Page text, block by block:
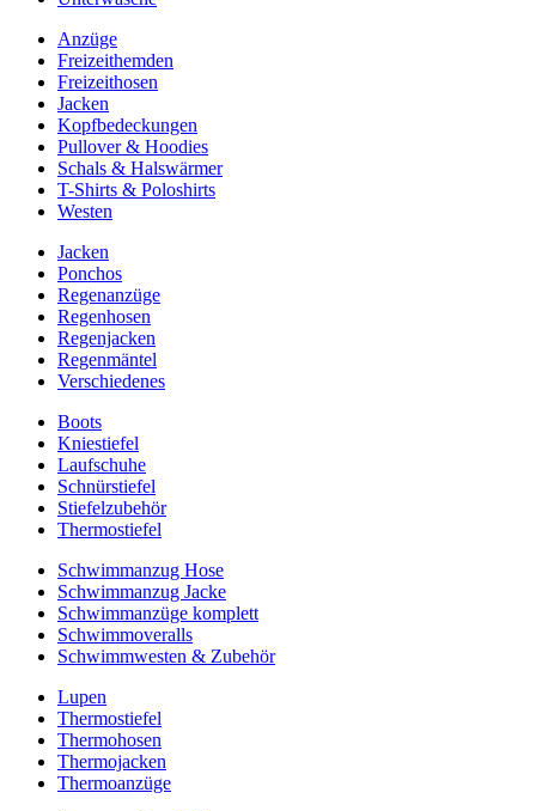
Anzüge
Freizeithemden
Freizeithosen
Jacken
Kopfbedeckungen
Pullover & Hoodies
Schals & Halswärmer
T-Shirts & Poloshirts
Westen
Jacken
Ponchos
Regenanzüge
Regenhosen
Regenjacken
Regenmäntel
Verschiedenes
Boots
Kniestiefel
Laufschuhe
Schnürstiefel
Stiefelzubehör
Thermostiefel
Schwimmanzug Hose
Schwimmanzug Jacke
Schwimmanzüge komplett
Schwimmoveralls
Schwimmwesten & Zubehör
Lupen
Thermostiefel
Thermohosen
Thermojacken
Thermoanzüge